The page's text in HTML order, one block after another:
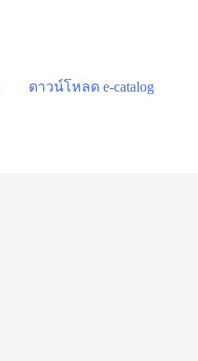
ดาวน์โหลด e-catalog